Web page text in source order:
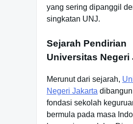
yang sering dipanggil
singkatan UNJ.
Sejarah Pendirian
Universitas Negeri
Merunut dari sejarah,
Negeri Jakarta
fondasi sekolah
bermula pada masa